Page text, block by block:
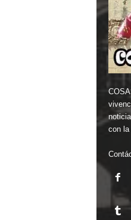
con la